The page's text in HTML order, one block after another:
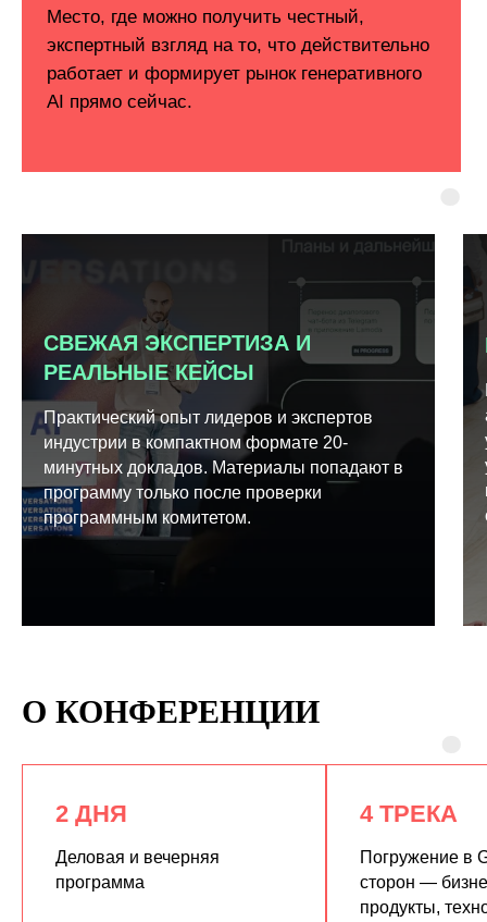
СВЕЖАЯ ЭКСПЕРТИЗА И
РЕАЛЬНЫЕ КЕЙСЫ
Практический опыт лидеров и экспертов
индустрии в компактном формате 20-
минутных докладов. Материалы попадают в
программу только после проверки
программным комитетом.
О КОНФЕРЕНЦИИ
2 ДНЯ
Деловая и вечерняя
программа
4 ТРЕКА
Погружение в
сторон —
продукты,